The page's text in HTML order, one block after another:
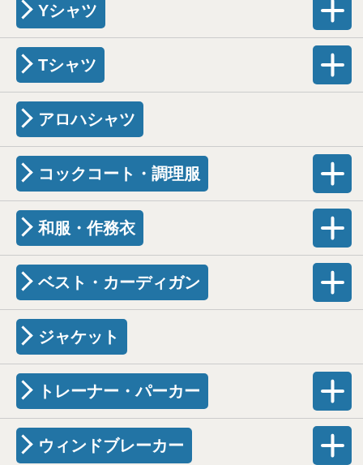
Yシャツ
Tシャツ
アロハシャツ
コックコート・調理服
和服・作務衣
ベスト・カーディガン
ジャケット
トレーナー・パーカー
ウィンドブレーカー